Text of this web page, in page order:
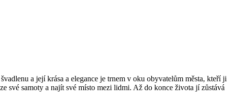
a její krása a elegance je trnem v oku obyvatelům města, kteří ji
své samoty a najít své místo mezi lidmi. Až do konce života jí zůstává